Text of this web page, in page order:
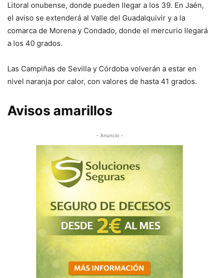
Litoral onubense, donde pueden llegar a los 39. En Jaén,
el aviso se extenderá al Valle del Guadalquivir y a la
comarca de Morena y Condado, donde el mercurio llegará
a los 40 grados.
Las Campiñas de Sevilla y Córdoba volverán a estar en
nivel naranja por calor, con valores de hasta 41 grados.
Avisos amarillos
- Anuncio -